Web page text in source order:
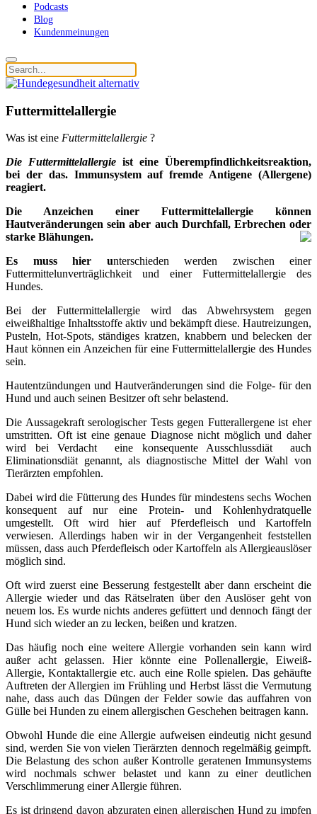
Podcasts
Blog
Kundenmeinungen
Futtermittelallergie
Was ist eine Futtermittelallergie ?
Die Futtermittelallergie ist eine Überempfindlichkeitsreaktion,
bei der das. Immunsystem auf fremde Antigene (Allergene)
reagiert.
Die Anzeichen einer Futtermittelallergie können
Hautveränderungen sein aber auch Durchfall, Erbrechen oder
starke Blähungen.
Es muss hier unterschieden werden zwischen einer
Futtermittelunverträglichkeit und einer Futtermittelallergie des
Hundes.
Bei der Futtermittelallergie wird das Abwehrsystem gegen
eiweißhaltige Inhaltsstoffe aktiv und bekämpft diese. Hautreizungen,
Pusteln, Hot-Spots, ständiges kratzen, knabbern und belecken der
Haut können ein Anzeichen für eine Futtermittelallergie des Hundes
sein.
Hautentzündungen und Hautveränderungen sind die Folge- für den
Hund und auch seinen Besitzer oft sehr belastend.
Die Aussagekraft serologischer Tests gegen Futterallergene ist eher
umstritten. Oft ist eine genaue Diagnose nicht möglich und daher
wird bei Verdacht eine konsequente Ausschlussdiät auch
Eliminationsdiät genannt, als diagnostische Mittel der Wahl von
Tierärzten empfohlen.
Dabei wird die Fütterung des Hundes für mindestens sechs Wochen
konsequent auf nur eine Protein- und Kohlenhydratquelle
umgestellt. Oft wird hier auf Pferdefleisch und Kartoffeln
verwiesen. Allerdings haben wir in der Vergangenheit feststellen
müssen, dass auch Pferdefleisch oder Kartoffeln als Allergieauslöser
möglich sind.
Oft wird zuerst eine Besserung festgestellt aber dann erscheint die
Allergie wieder und das Rätselraten über den Auslöser geht von
neuem los. Es wurde nichts anderes gefüttert und dennoch fängt der
Hund sich wieder an zu lecken, beißen und kratzen.
Das häufig noch eine weitere Allergie vorhanden sein kann wird
außer acht gelassen. Hier könnte eine Pollenallergie, Eiweiß-
Allergie, Kontaktallergie etc. auch eine Rolle spielen. Das gehäufte
Auftreten der Allergien im Frühling und Herbst lässt die Vermutung
nahe, dass auch das Düngen der Felder sowie das auffahren von
Gülle bei Hunden zu einem allergischen Geschehen beitragen kann.
Obwohl Hunde die eine Allergie aufweisen eindeutig nicht gesund
sind, werden Sie von vielen Tierärzten dennoch regelmäßig geimpft.
Die Belastung des schon außer Kontrolle geratenen Immunsystems
wird nochmals schwer belastet und kann zu einer deutlichen
Verschlimmerung einer Allergie führen.
Es ist dringend davon abzuraten einen allergischen Hund zu impfen